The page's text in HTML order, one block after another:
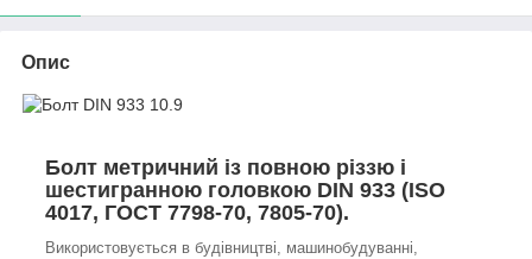
Опис
Болт метричний із повною різзю і
шестигранною головкою DIN 933 (ISO
4017, ГОСТ 7798-70, 7805-70).
Використовується в будівництві, машинобудуванні,